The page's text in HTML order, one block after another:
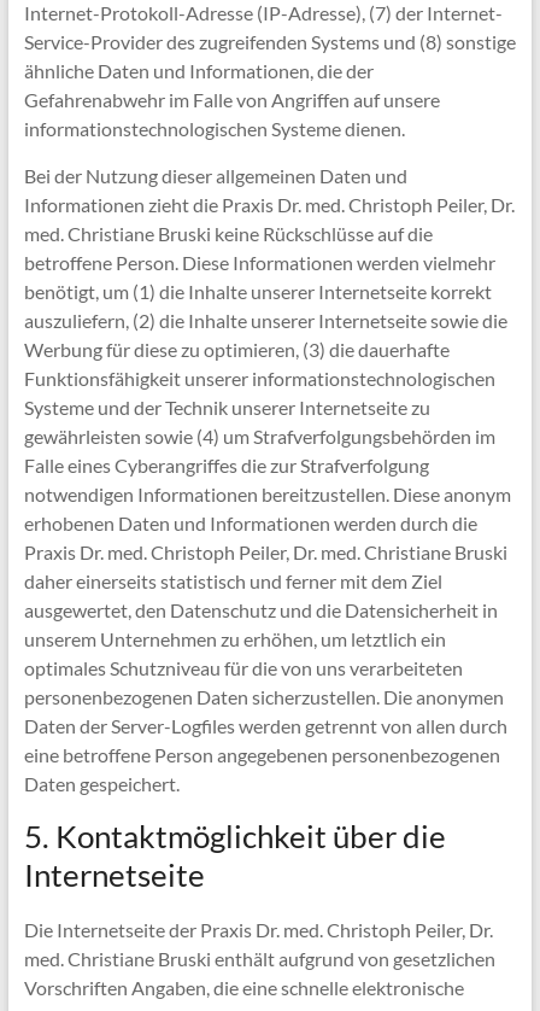
Internet-Protokoll-Adresse (IP-Adresse), (7) der Internet-
Service-Provider des zugreifenden Systems und (8) sonstige
ähnliche Daten und Informationen, die der
Gefahrenabwehr im Falle von Angriffen auf unsere
informationstechnologischen Systeme dienen.
Bei der Nutzung dieser allgemeinen Daten und
Informationen zieht die Praxis Dr. med. Christoph Peiler, Dr.
med. Christiane Bruski keine Rückschlüsse auf die
betroffene Person. Diese Informationen werden vielmehr
benötigt, um (1) die Inhalte unserer Internetseite korrekt
auszuliefern, (2) die Inhalte unserer Internetseite sowie die
Werbung für diese zu optimieren, (3) die dauerhafte
Funktionsfähigkeit unserer informationstechnologischen
Systeme und der Technik unserer Internetseite zu
gewährleisten sowie (4) um Strafverfolgungsbehörden im
Falle eines Cyberangriffes die zur Strafverfolgung
notwendigen Informationen bereitzustellen. Diese anonym
erhobenen Daten und Informationen werden durch die
Praxis Dr. med. Christoph Peiler, Dr. med. Christiane Bruski
daher einerseits statistisch und ferner mit dem Ziel
ausgewertet, den Datenschutz und die Datensicherheit in
unserem Unternehmen zu erhöhen, um letztlich ein
optimales Schutzniveau für die von uns verarbeiteten
personenbezogenen Daten sicherzustellen. Die anonymen
Daten der Server-Logfiles werden getrennt von allen durch
eine betroffene Person angegebenen personenbezogenen
Daten gespeichert.
5. Kontaktmöglichkeit über die
Internetseite
Die Internetseite der Praxis Dr. med. Christoph Peiler, Dr.
med. Christiane Bruski enthält aufgrund von gesetzlichen
Vorschriften Angaben, die eine schnelle elektronische